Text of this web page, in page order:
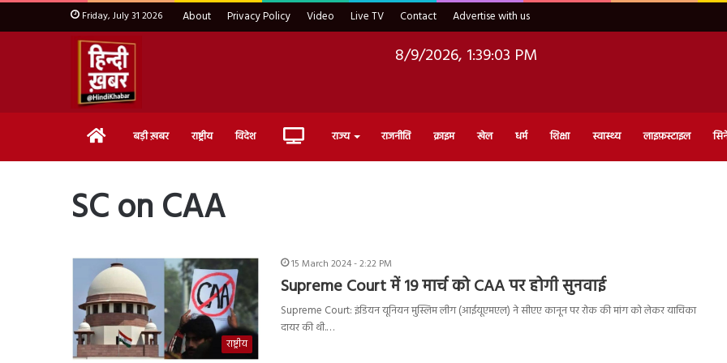
Friday, July 31 2026 About Privacy Policy Video Live TV Contact Advertise with us
8/9/2026, 1:39:04 PM
Home बड़ी ख़बर राष्ट्रीय विदेश Live राज्य राजनीति क्राइम खेल धर्म शिक्षा स्वास्थ्य लाइफ़स्टाइल
SC on CAA
राष्ट्रीय
15 March 2024 - 2:22 PM
Supreme Court में 19 मार्च को CAA पर होगी सुनवाई
Supreme Court: इंडियन यूनियन मुस्लिम लीग (आईयूएमएल) ने सीएए कानून पर रोक की मांग को लेकर याचिका
दायर की थी.…